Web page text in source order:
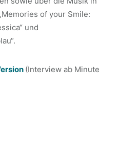
of your Smile:
und
(Interview ab Minute